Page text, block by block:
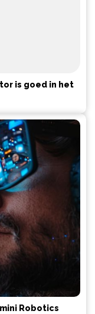
is goed in het
Robotics